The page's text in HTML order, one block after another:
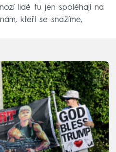
lidé tu jen spoléhají na
kteří se snažíme,